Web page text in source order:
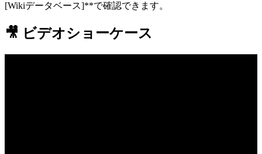
[Wikiデータベース]**で確認できます。
🎥 ビデオショーケース